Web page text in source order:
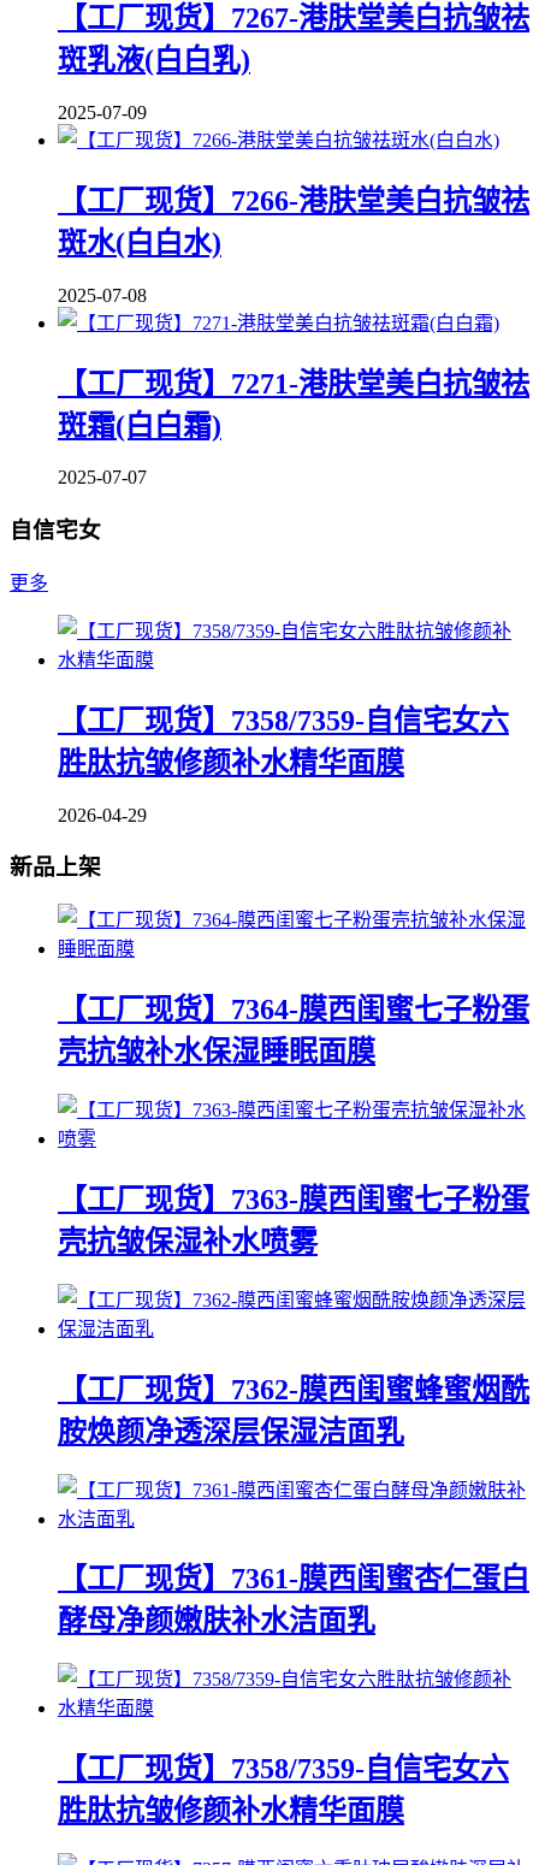
【工厂现货】7267-港肤堂美白抗皱祛
斑乳液(白白乳)
2025-07-09
【工厂现货】7266-港肤堂美白抗皱祛
斑水(白白水)
2025-07-08
【工厂现货】7271-港肤堂美白抗皱祛
斑霜(白白霜)
2025-07-07
自信宅女
更多
【工厂现货】7358/7359-自信宅女六
胜肽抗皱修颜补水精华面膜
2026-04-29
新品上架
【工厂现货】7364-膜西闺蜜七子粉蛋
壳抗皱补水保湿睡眠面膜
【工厂现货】7363-膜西闺蜜七子粉蛋
壳抗皱保湿补水喷雾
【工厂现货】7362-膜西闺蜜蜂蜜烟酰
胺焕颜净透深层保湿洁面乳
【工厂现货】7361-膜西闺蜜杏仁蛋白
酵母净颜嫩肤补水洁面乳
【工厂现货】7358/7359-自信宅女六
胜肽抗皱修颜补水精华面膜